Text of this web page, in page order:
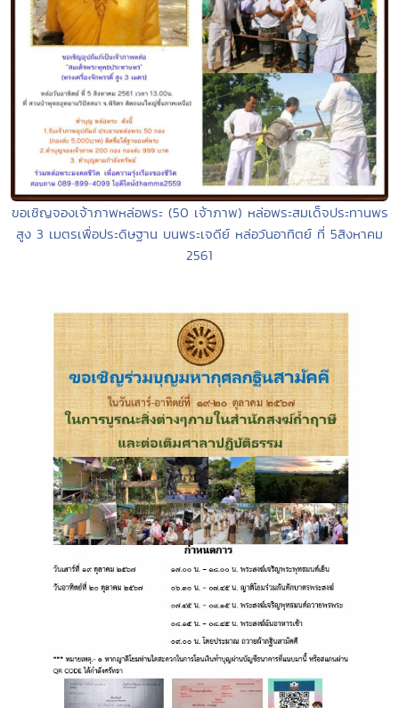
ขอเชิญจองเจ้าภาพหล่อพระ (50 เจ้าภาพ) หล่อพระสมเด็จประทานพร
สูง 3 เมตรเพื่อประดิษฐาน บนพระเจดีย์ หล่อวันอาทิตย์ ที่ 5สิงหาคม
2561